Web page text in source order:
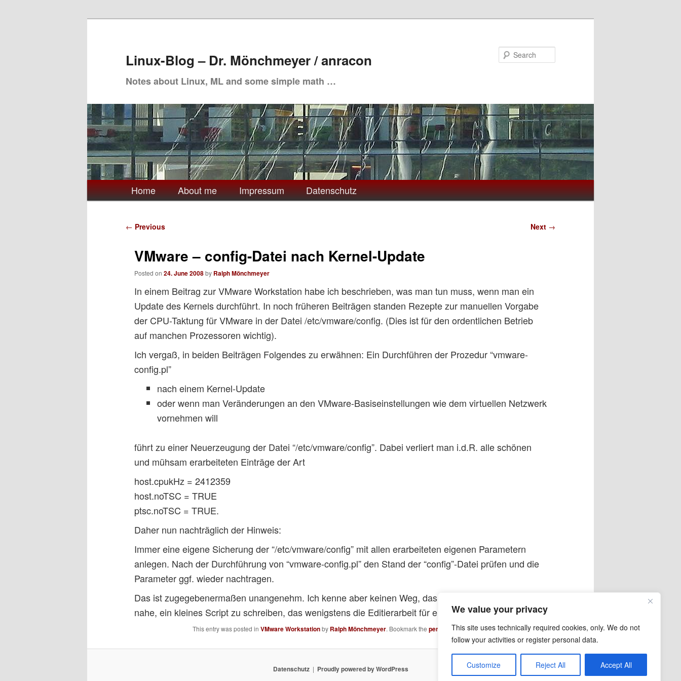
We value your privacy
This site uses technically required cookies, only. We do not
follow your activities or register personal data.
Customize Reject All Accept All
Linux-Blog – Dr. Mönchmeyer / anracon
Notes about Linux, ML and some simple math …
Main
menu
Home About me Impressum Datenschutz
Post
← Previous Next →
VMware – config-Datei nach Kernel-Update
Posted on 24. June 2008by Ralph Mönchmeyer
In einem Beitrag zur VMware Workstation habe ich beschrieben, was man tun muss, wenn man ein
Update des Kernels durchführt. In noch früheren Beiträgen standen Rezepte zur manuellen Vorgabe
der CPU-Taktung für VMware in der Datei /etc/vmware/config. (Dies ist für den ordentlichen Betrieb
auf manchen Prozessoren wichtig).
Ich vergaß, in beiden Beiträgen Folgendes zu erwähnen: Ein Durchführen der Prozedur “vmware-
config.pl”
nach einem Kernel-Update
oder wenn man Veränderungen an den VMware-Basiseinstellungen wie dem virtuellen Netzwerk
vornehmen will
führt zu einer Neuerzeugung der Datei “/etc/vmware/config”. Dabei verliert man i.d.R. alle schönen
und mühsam erarbeiteten Einträge der Art
host.cpukHz = 2412359
host.noTSC = TRUE
ptsc.noTSC = TRUE.
Daher nun nachträglich der Hinweis:
Immer eine eigene Sicherung der “/etc/vmware/config” mit allen erarbeiteten eigenen Parametern
anlegen. Nach der Durchführung von “vmware-config.pl” den Stand der “config”-Datei prüfen und die
Parameter ggf. wieder nachtragen.
Das ist zugegebenermaßen unangenehm. Ich kenne aber keinen Weg, das zu vermeiden. Es liegt
nahe, ein kleines Script zu schreiben, das wenigstens die Editierarbeit für einen erledigt.
This entry was posted in VMware Workstationby Ralph Mönchmeyer. Bookmark the permalink.
Datenschutz Proudly powered by WordPress